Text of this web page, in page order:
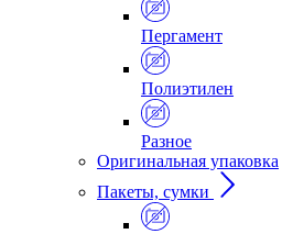
Пергамент
Полиэтилен
Разное
Оригинальная упаковка
Пакеты, сумки